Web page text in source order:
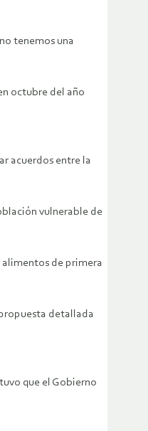
tenemos una
octubre del año
acuerdos entre la
vulnerable de
alimentos de primera
detallada
que el Gobierno